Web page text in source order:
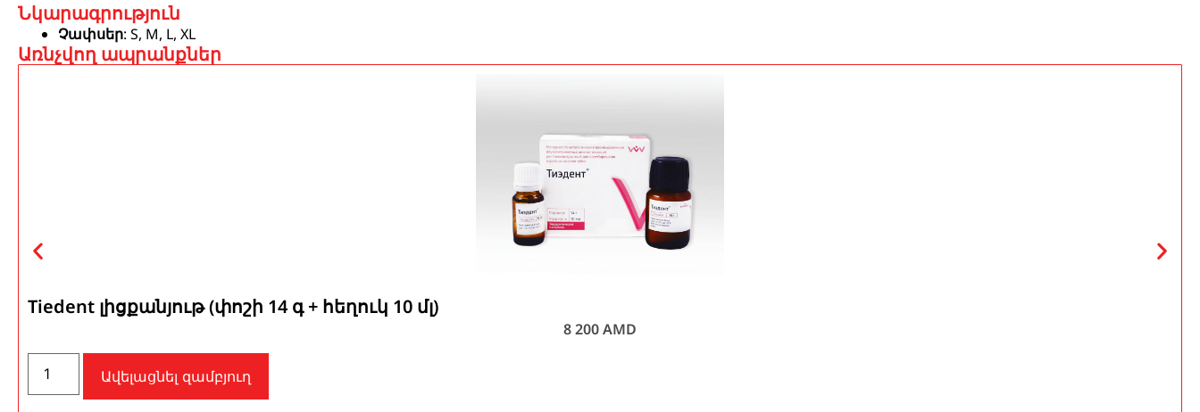
Նկարագրություն
Չափսեր: S, M, L, XL
Առնչվող ապրանքներ
Tiedent լիցքանյութ (փոշի 14 գ + հեղուկ 10 մլ)
8 200AMD
Ավելացնել զամբյուղ